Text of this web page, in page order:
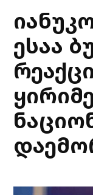
ესაა